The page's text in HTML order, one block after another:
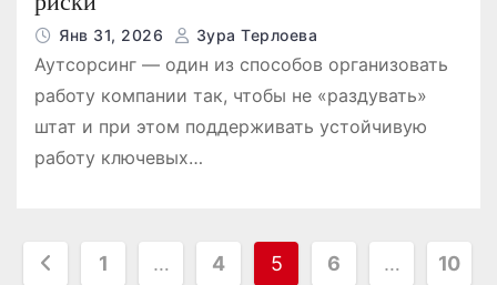
Янв 31, 2026 Зура Терлоева
Аутсорсинг — один из способов организовать
работу компании так, чтобы не «раздувать»
штат и при этом поддерживать устойчивую
работу ключевых…
П
1 … 4 5 6 … 10